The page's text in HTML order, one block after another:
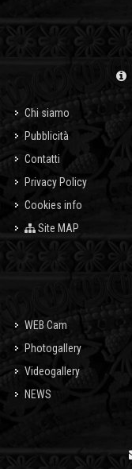
Chi siamo
Pubblicità
Contatti
Privacy Policy
Cookies info
Site MAP
WEB Cam
Photogallery
Videogallery
NEWS